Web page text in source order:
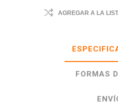
AGREGAR A LA
FORMAS